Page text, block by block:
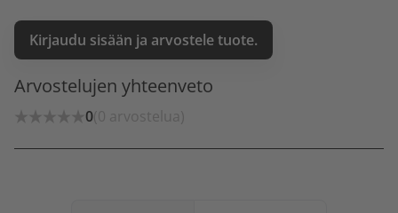
Kirjaudu sisään ja arvostele tuote.
Arvostelujen yhteenveto
0(0 arvostelua)